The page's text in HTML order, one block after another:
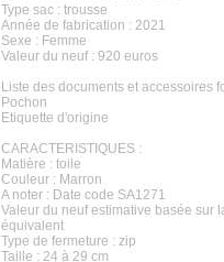
Type sac : trousse
Année de fabrication : 2021
Sexe : Femme
Valeur du neuf : 920 euros
Liste des documents et accessoires
Pochon
Etiquette d'origine
CARACTERISTIQUES :
Matière : toile
Couleur : Marron
A noter : Date code SA1271
Valeur du neuf estimative basée sur
équivalent
Type de fermeture : zip
Taille : 24 à 29 cm